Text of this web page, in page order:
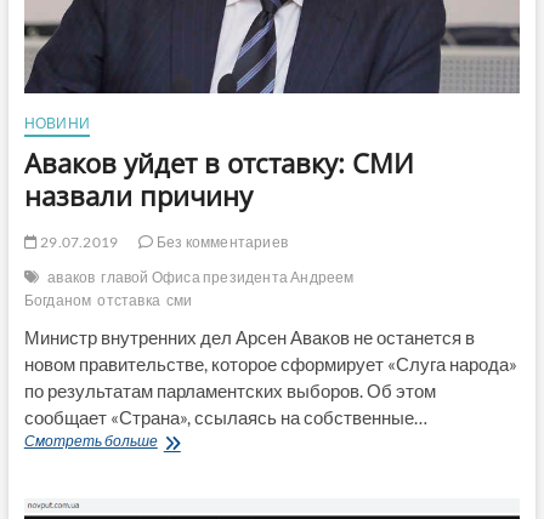
НОВИНИ
Аваков уйдет в отставку: СМИ
назвали причину
29.07.2019
Без комментариев
аваков главой Офиса президента Андреем
Богданом отставка сми
Министр внутренних дел Арсен Аваков не останется в
новом правительстве, которое сформирует «Слуга народа»
по результатам парламентских выборов. Об этом
сообщает «Страна», ссылаясь на собственные…
Смотреть большеАваков